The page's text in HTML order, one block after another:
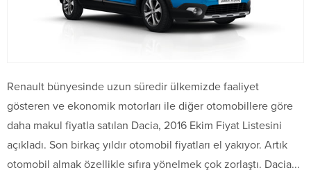
Renault bünyesinde uzun süredir ülkemizde faaliyet
gösteren ve ekonomik motorları ile diğer otomobillere göre
daha makul fiyatla satılan Dacia, 2016 Ekim Fiyat Listesini
açıkladı. Son birkaç yıldır otomobil fiyatları el yakıyor. Artık
otomobil almak özellikle sıfıra yönelmek çok zorlaştı. Dacia...